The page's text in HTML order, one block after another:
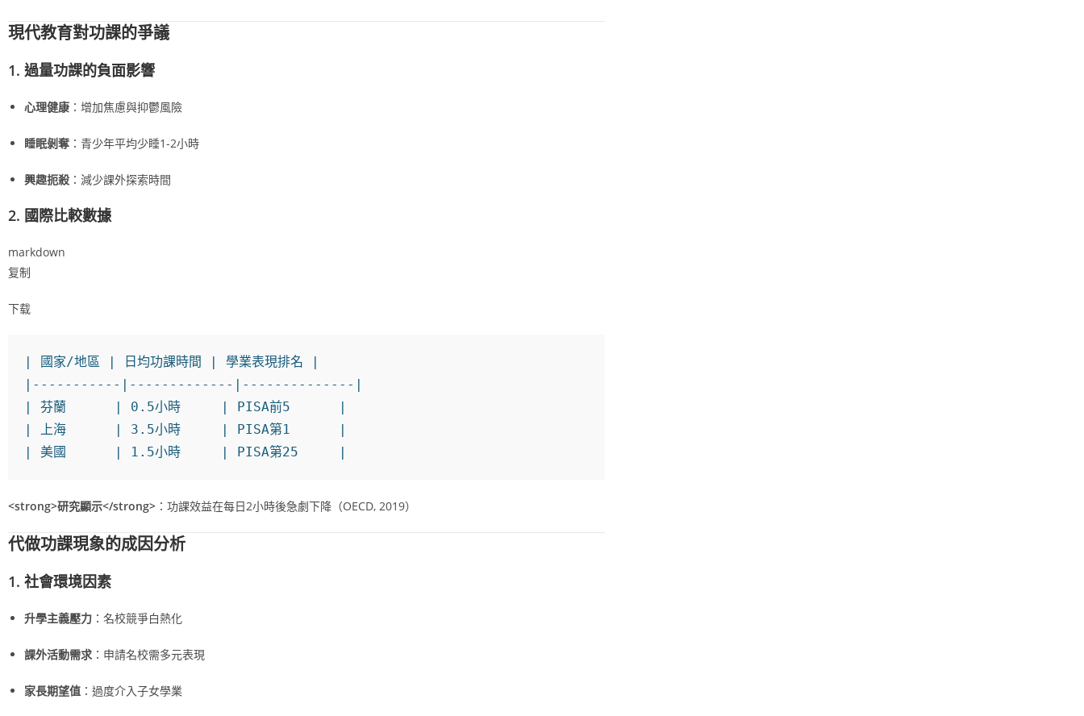
現代教育對功課的爭議
1. 過量功課的負面影響
心理健康 ：增加焦慮與抑鬱風險
睡眠剝奪 ：青少年平均少睡1-2小時
興趣扼殺 ：減少課外探索時間
2. 國際比較數據
markdown
复制
下载
國家/地區 日均功課時間 學業表現排名
----------- ------------- --------------
芬蘭 0.5小時 PISA前5
上海 3.5小時 PISA第1
美國 1.5小時 PISA第25
<strong>研究顯示</strong> ：功課效益在每日2小時後急劇下降（OECD, 2019）
代做功課現象的成因分析
1. 社會環境因素
升學主義壓力 ：名校競爭白熱化
課外活動需求 ：申請名校需多元表現
家長期望值 ：過度介入子女學業